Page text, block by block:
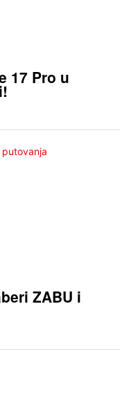
17 Pro u
ZABU i